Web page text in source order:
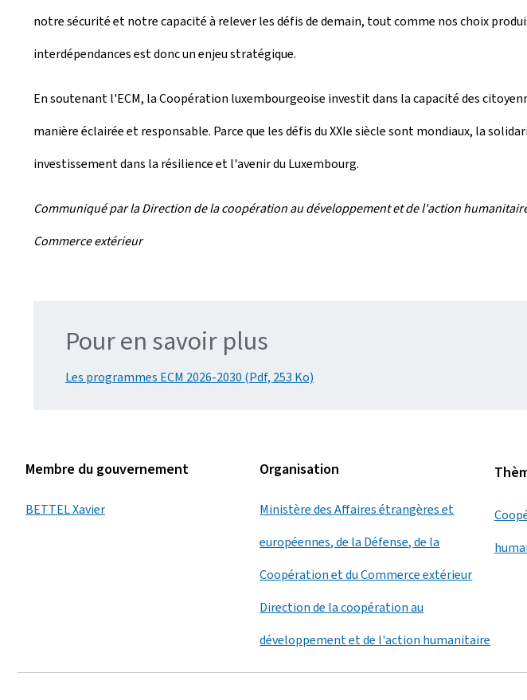
notre sécurité et notre capacité à relever les défis de demain, tout comme nos choix
interdépendances est donc un enjeu stratégique.
En soutenant l'ECM, la Coopération luxembourgeoise investit dans la capacité des
manière éclairée et responsable. Parce que les défis du XXIe siècle sont mondiaux, la
investissement dans la résilience et l'avenir du Luxembourg.
Communiqué par la Direction de la coopération au développement et de l'action
Commerce extérieur
Pour en savoir plus
Les programmes ECM 2026-2030 (Pdf, 253 Ko)
Membre du gouvernement
BETTEL Xavier
Organisation
Ministère des Affaires étrangères et
européennes, de la Défense, de la
Coopération et du Commerce extérieur
Direction de la coopération au
développement et de l'action humanitaire